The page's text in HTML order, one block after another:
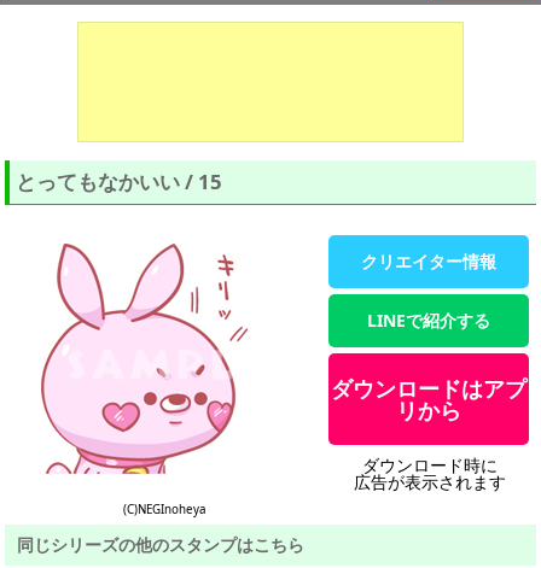
とってもなかいい / 15
(C)NEGInoheya
クリエイター情報
LINEで紹介する
ダウンロードはアプ
リから
ダウンロード時に
広告が表示されます
同じシリーズの他のスタンプはこちら